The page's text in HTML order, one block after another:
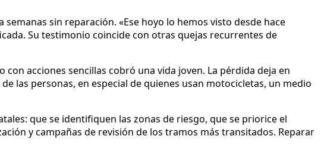
sin reparación. «Ese hoyo lo hemos visto desde hace
Su testimonio coincide con otras quejas recurrentes de
acciones sencillas cobró una vida joven. La pérdida deja en
las personas, en especial de quienes usan motocicletas, un medio
que se identifiquen las zonas de riesgo, que se priorice el
y campañas de revisión de los tramos más transitados. Reparar